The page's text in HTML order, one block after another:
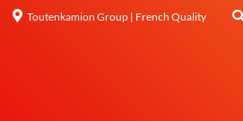
Toutenkamion Group | French Quality